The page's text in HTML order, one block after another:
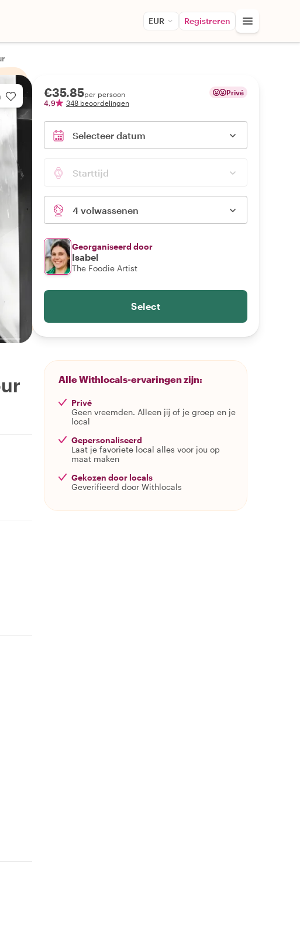
EUR Registreren
€35.85per persoon
4,9
348 beoordelingen
Privé
Selecteer datum
Starttijd
4 volwassenen
Georganiseerd door
Isabel
The Foodie Artist
Select
Alle Withlocals-ervaringen zijn:
Privé
Geen vreemden. Alleen jij of je groep en je
local
Gepersonaliseerd
Laat je favoriete local alles voor jou op
maat maken
Gekozen door locals
Geverifieerd door Withlocals